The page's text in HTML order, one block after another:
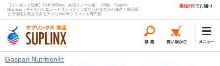
【プレゼント対象】CLA 1000mg（共役リノール酸） 180粒 Gaspari
Nutrition（ギャスパリニュートリション） | ロサンゼルスから直送！高品質
と低価格を両立できるアメリカのサプリメント専門店
最短5日 でお届け
Gaspari Nutrition社